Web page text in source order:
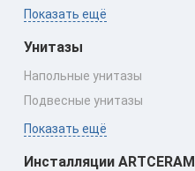
Показать ещё
Унитазы
Напольные унитазы
Подвесные унитазы
Показать ещё
Инсталляции ARTCERAM